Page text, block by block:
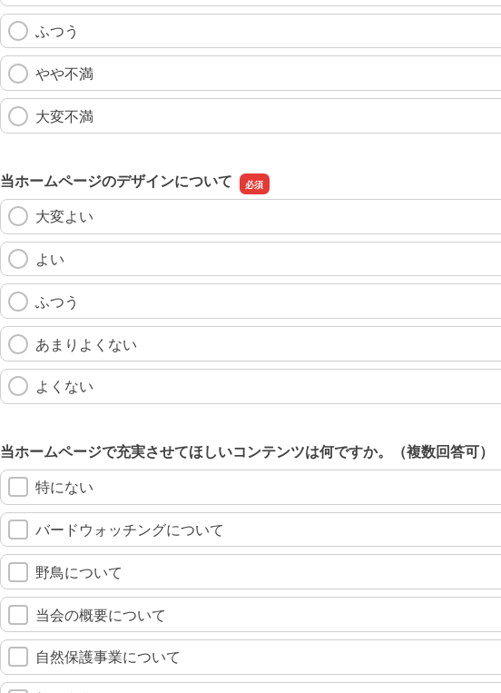
ふつう
やや不満
大変不満
当ホームページのデザインについて
大変よい
よい
ふつう
あまりよくない
よくない
当ホームページで充実させてほしいコンテンツは何ですか。（複数回答可）
特にない
バードウォッチングについて
野鳥について
当会の概要について
自然保護事業について